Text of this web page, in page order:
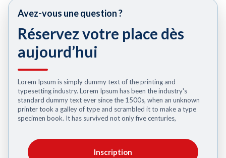
Avez-vous une question ?
Réservez votre place dès
aujourd’hui
Lorem Ipsum is simply dummy text of the printing and
typesetting industry. Lorem Ipsum has been the industry's
standard dummy text ever since the 1500s, when an unknown
printer took a galley of type and scrambled it to make a type
specimen book. It has survived not only five centuries,
Inscription